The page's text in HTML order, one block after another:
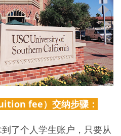
fee）交纳步骤：
了个人学生账户，只要从